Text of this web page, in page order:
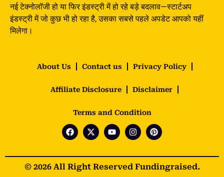
नई टेक्नोलॉजी हो या फिर इंडस्ट्री में हो रहे बड़े बदलाव—स्टार्टअप
इंडस्ट्री में जो कुछ भी हो रहा है, उसका सबसे पहले अपडेट आपको यहीं
मिलेगा।
About Us Contact us Privacy Policy
Affiliate Disclosure Disclaimer
Terms and Condition
© 2026 All Right Reserved Fundingraised.